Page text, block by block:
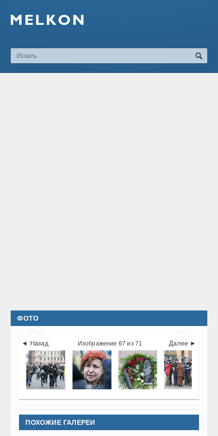
ФОТО
 
◄ Назад Далее ►
Изображение 67 из 71
ПОХОЖИЕ ГАЛЕРЕИ